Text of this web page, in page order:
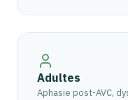
Adultes
Aphasie post-AVC,